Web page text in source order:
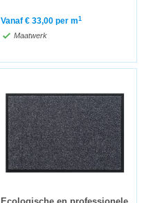
Vanaf € 33,00 per m1
Maatwerk